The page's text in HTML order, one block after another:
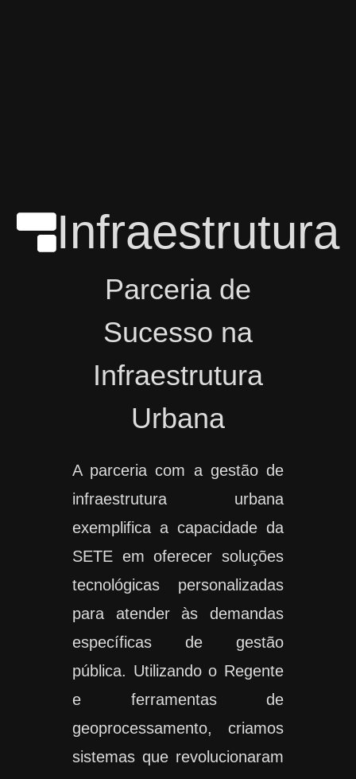
Infraestrutura
Parceria de
Sucesso na
Infraestrutura
Urbana
A parceria com a gestão de
infraestrutura urbana
exemplifica a capacidade da
SETE em oferecer soluções
tecnológicas personalizadas
para atender às demandas
específicas de gestão
pública. Utilizando o Regente
e ferramentas de
geoprocessamento, criamos
sistemas que revolucionaram